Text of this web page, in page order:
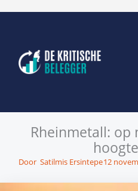
inhoud
Rheinmetall: op
Door Satilmis Ersintepe12